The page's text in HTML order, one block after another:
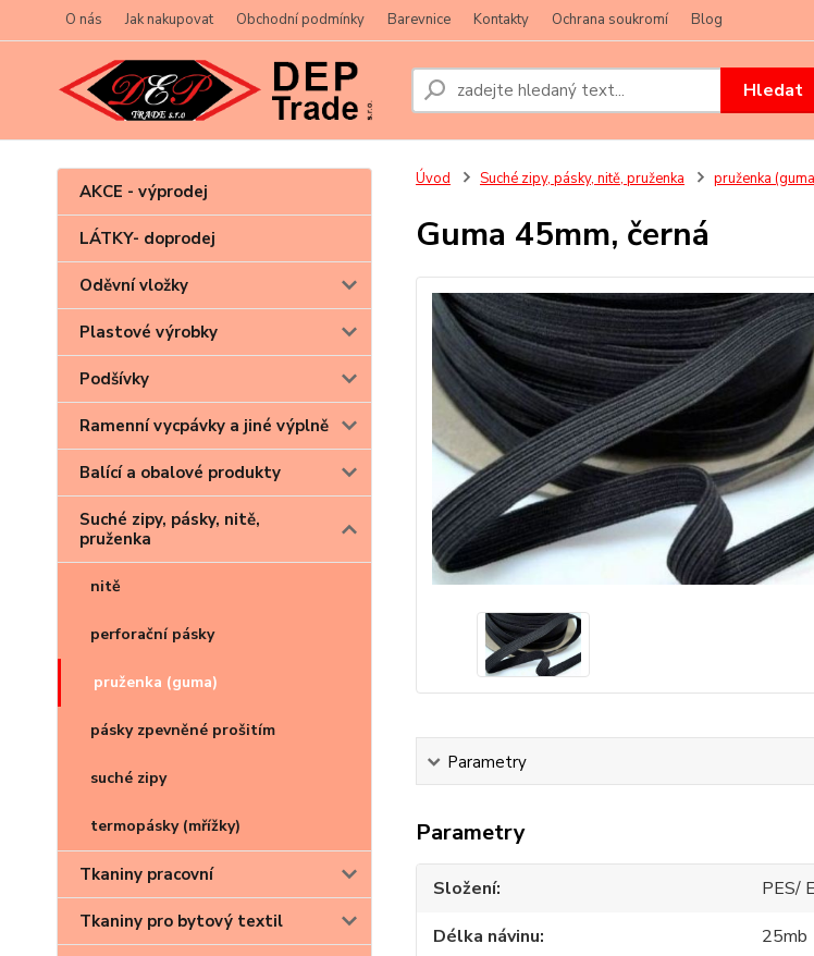
O nás Jak nakupovat Obchodní podmínky Barevnice Kontakty Ochrana soukromí Blog
Hledat
AKCE - výprodej
LÁTKY- doprodej
Oděvní vložky
Plastové výrobky
Podšívky
Ramenní vycpávky a jiné výplně
Balící a obalové produkty
Suché zipy, pásky, nitě,
pruženka
nitě
perforační pásky
pruženka (guma)
pásky zpevněné prošitím
suché zipy
termopásky (mřížky)
Tkaniny pracovní
Tkaniny pro bytový textil
Úvod Suché zipy, pásky, nitě, pruženka pruženka
Guma 45mm, černá
Parametry
Parametry
Složení
PES/
Délka návinu
25mb